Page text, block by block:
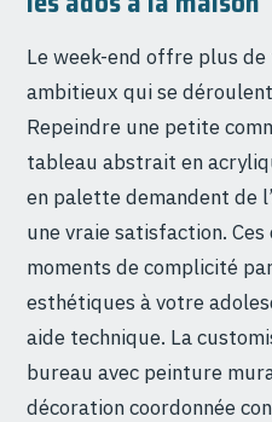
Le week-end offre plus
ambitieux qui se
Repeindre une petite
tableau abstrait en
en palette demandent de
une vraie satisfaction.
moments de complicité
esthétiques à votre
aide technique. La
bureau avec peinture
décoration coordonnée